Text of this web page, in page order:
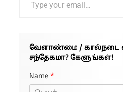
வேளாண்மை / கால்நடை
சந்தேகமா? கேளுங்கள்!
Name *